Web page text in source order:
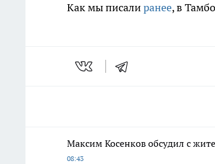
Как мы писалиранее, в
Максим Косенков обсудил с
08:43